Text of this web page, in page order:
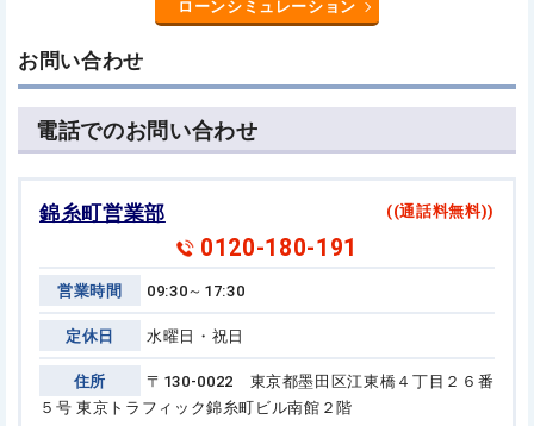
ローンシミュレーション
お問い合わせ
電話でのお問い合わせ
錦糸町営業部 ((通話料無料))
0120-180-191
営業時間 09:30～17:30
定休日 水曜日・祝日
住所
〒130-0022 東京都墨田区江東橋４丁目２６番
５号 東京トラフィック錦糸町ビル南館２階